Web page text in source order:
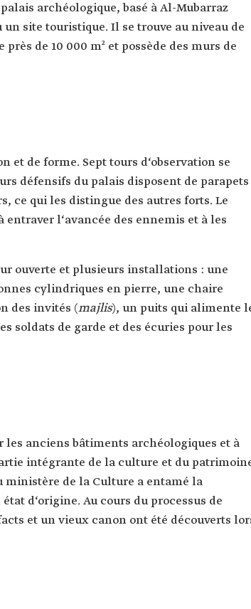
archéologique, basé à Al-Mubarraz
un site touristique. Il se trouve au niveau de
de 10 000 m² et possède des murs de
et de forme. Sept tours d‘observation se
défensifs du palais disposent de parapets
ce qui les distingue des autres forts. Le
l‘avancée des ennemis et à les
ouverte et plusieurs installations : une
cylindriques en pierre, une chaire
des invités (majlis), un puits qui alimente
soldats de garde et des écuries pour les
les anciens bâtiments archéologiques et à
intégrante de la culture et du
de la Culture a entamé la
d‘origine. Au cours du processus de
et un vieux canon ont été découverts